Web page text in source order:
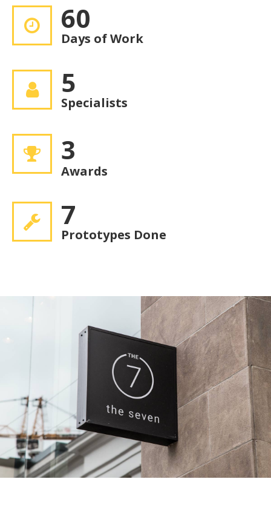
60
Days of Work
5
Specialists
3
Awards
7
Prototypes Done